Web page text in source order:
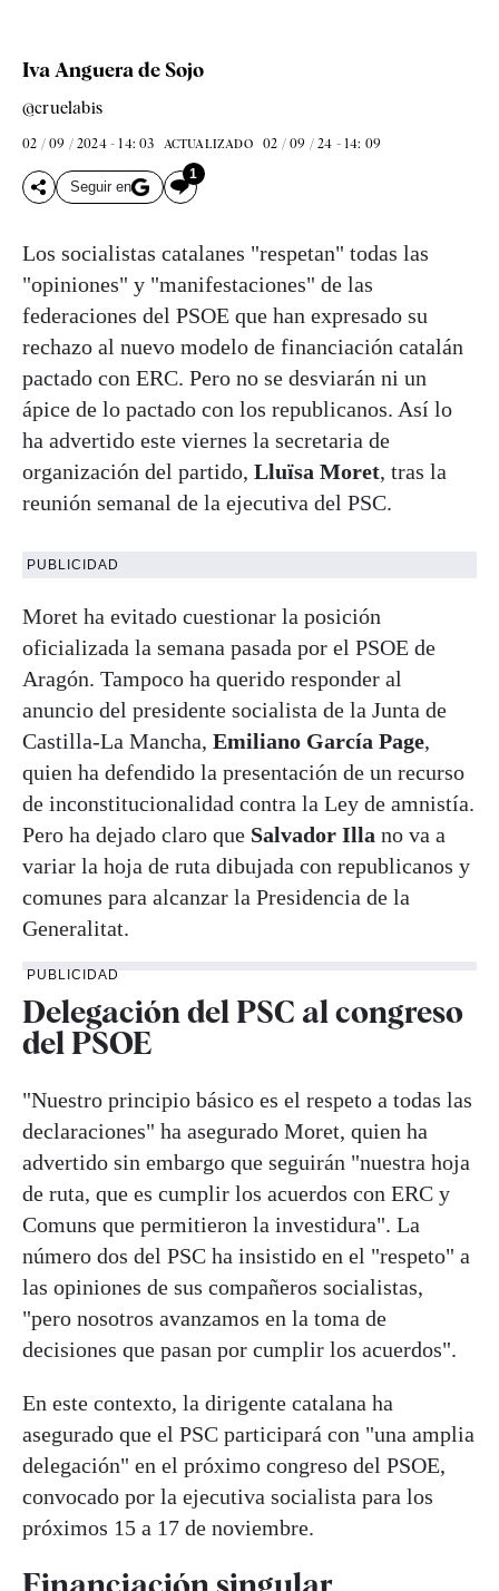
Iva Anguera de Sojo
@cruelabis
02 / 09 / 2024 - 14: 03 ACTUALIZADO 02 / 09 / 24 - 14: 09
Seguir en
1
Los socialistas catalanes "respetan" todas las
"opiniones" y "manifestaciones" de las
federaciones del PSOE que han expresado su
rechazo al nuevo modelo de financiación catalán
pactado con ERC. Pero no se desviarán ni un
ápice de lo pactado con los republicanos. Así lo
ha advertido este viernes la secretaria de
organización del partido, Lluïsa Moret, tras la
reunión semanal de la ejecutiva del PSC.
PUBLICIDAD
Moret ha evitado cuestionar la posición
oficializada la semana pasada por el PSOE de
Aragón. Tampoco ha querido responder al
anuncio del presidente socialista de la Junta de
Castilla-La Mancha, Emiliano García Page,
quien ha defendido la presentación de un recurso
de inconstitucionalidad contra la Ley de amnistía.
Pero ha dejado claro que Salvador Illa no va a
variar la hoja de ruta dibujada con republicanos y
comunes para alcanzar la Presidencia de la
Generalitat.
PUBLICIDAD
Delegación del PSC al congreso
del PSOE
"Nuestro principio básico es el respeto a todas las
declaraciones" ha asegurado Moret, quien ha
advertido sin embargo que seguirán "nuestra hoja
de ruta, que es cumplir los acuerdos con ERC y
Comuns que permitieron la investidura". La
número dos del PSC ha insistido en el "respeto" a
las opiniones de sus compañeros socialistas,
"pero nosotros avanzamos en la toma de
decisiones que pasan por cumplir los acuerdos".
En este contexto, la dirigente catalana ha
asegurado que el PSC participará con "una amplia
delegación" en el próximo congreso del PSOE,
convocado por la ejecutiva socialista para los
próximos 15 a 17 de noviembre.